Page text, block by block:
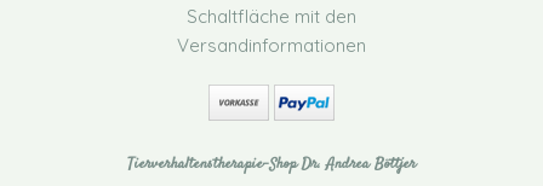
Schaltfläche mit den
Versandinformationen
Tierverhaltenstherapie-Shop Dr. Andrea Böttjer